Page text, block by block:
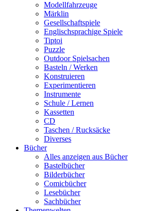
Modellfahrzeuge
Märklin
Gesellschaftspiele
Englischsprachige Spiele
Tiptoi
Puzzle
Outdoor Spielsachen
Basteln / Werken
Konstruieren
Experimentieren
Instrumente
Schule / Lernen
Kassetten
CD
Taschen / Rucksäcke
Diverses
Bücher
Alles anzeigen aus Bücher
Bastelbücher
Bilderbücher
Comicbücher
Lesebücher
Sachbücher